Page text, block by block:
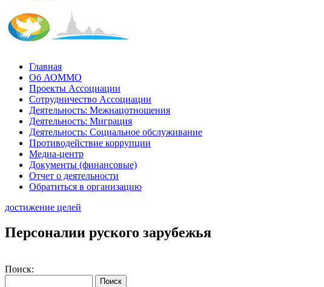
Главная
Об АОММО
Проекты Ассоциации
Сотрудничество Ассоциации
Деятельность: Межнацотношения
Деятельность: Миграция
Деятельность: Социальное обслуживание
Противодействие коррупции
Медиа-центр
Документы (финансовые)
Отчет о деятельности
Обратиться в организацию
достижение целей
Персоналии руского зарубежья
Поиск: